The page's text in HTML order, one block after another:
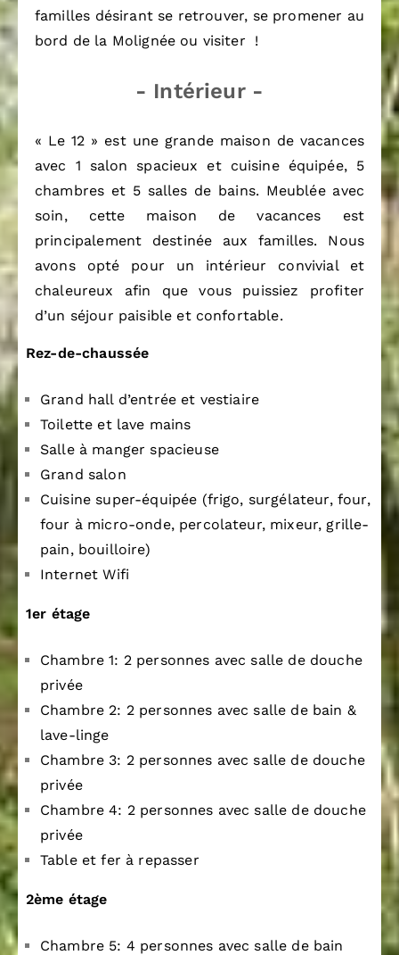
familles désirant se retrouver, se promener au
bord de la Molignée ou visiter !
- Intérieur -
« Le 12 » est une grande maison de vacances
avec 1 salon spacieux et cuisine équipée, 5
chambres et 5 salles de bains. Meublée avec
soin, cette maison de vacances est
principalement destinée aux familles. Nous
avons opté pour un intérieur convivial et
chaleureux afin que vous puissiez profiter
d’un séjour paisible et confortable.
Rez-de-chaussée
Grand hall d’entrée et vestiaire
Toilette et lave mains
Salle à manger spacieuse
Grand salon
Cuisine super-équipée (frigo, surgélateur, four,
four à micro-onde, percolateur, mixeur, grille-
pain, bouilloire)
Internet Wifi
1er étage
Chambre 1: 2 personnes avec salle de douche
privée
Chambre 2: 2 personnes avec salle de bain &
lave-linge
Chambre 3: 2 personnes avec salle de douche
privée
Chambre 4: 2 personnes avec salle de douche
privée
Table et fer à repasser
2ème étage
Chambre 5: 4 personnes avec salle de bain